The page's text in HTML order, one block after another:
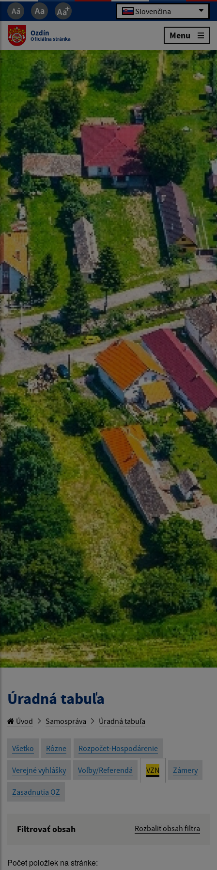
Slovenčina
Ozdín
Oficiálna stránka Menu
Úradná tabuľa
Úvod Samospráva Úradná tabuľa
Všetko Rôzne Rozpočet-Hospodárenie
Verejné vyhlášky Voľby/Referendá VZN Zámery
Zasadnutia OZ
Filtrovať obsah Rozbaliť obsah filtra
Počet položiek na stránke: